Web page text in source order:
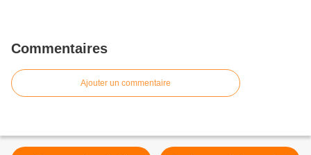
Commentaires
Ajouter un commentaire